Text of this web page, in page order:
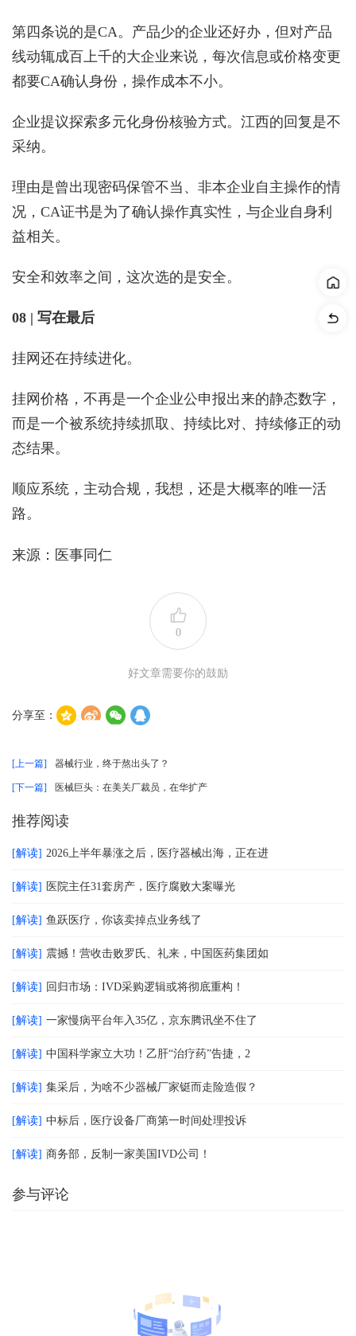
第四条说的是CA。产品少的企业还好办，但对产品
线动辄成百上千的大企业来说，每次信息或价格变更
都要CA确认身份，操作成本不小。
企业提议探索多元化身份核验方式。江西的回复是不
采纳。
理由是曾出现密码保管不当、非本企业自主操作的情
况，CA证书是为了确认操作真实性，与企业自身利
益相关。
安全和效率之间，这次选的是安全。
08 | 写在最后
挂网还在持续进化。
挂网价格，不再是一个企业公申报出来的静态数字，
而是一个被系统持续抓取、持续比对、持续修正的动
态结果。
顺应系统，主动合规，我想，还是大概率的唯一活
路。
来源：医事同仁
0
好文章需要你的鼓励
分享至：
[上一篇] 器械行业，终于熬出头了？
[下一篇] 医械巨头：在美关厂裁员，在华扩产
推荐阅读
[解读] 2026上半年暴涨之后，医疗器械出海，正在进
[解读] 医院主任31套房产，医疗腐败大案曝光
[解读] 鱼跃医疗，你该卖掉点业务线了
[解读] 震撼！营收击败罗氏、礼来，中国医药集团如
[解读] 回归市场：IVD采购逻辑或将彻底重构！
[解读] 一家慢病平台年入35亿，京东腾讯坐不住了
[解读] 中国科学家立大功！乙肝“治疗药”告捷，2
[解读] 集采后，为啥不少器械厂家铤而走险造假？
[解读] 中标后，医疗设备厂商第一时间处理投诉
[解读] 商务部，反制一家美国IVD公司！
参与评论